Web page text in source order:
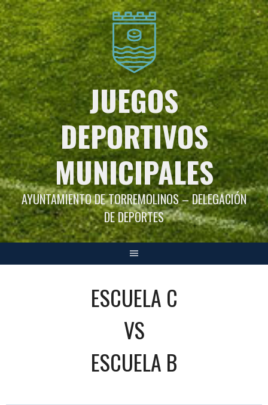
Saltar
al
contenido
JUEGOS
DEPORTIVOS
MUNICIPALES
AYUNTAMIENTO DE TORREMOLINOS – DELEGACIÓN
DE DEPORTES
ESCUELA C
VS
ESCUELA B